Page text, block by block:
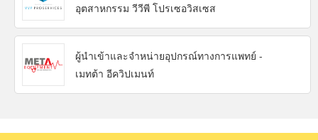
อุตสาหกรรม วีวีพี โปรเซอวิสเซส
ผู้นำเข้าและจำหน่ายอุปกรณ์ทางการแพทย์ -
เมทต้า อีควิปเมนท์